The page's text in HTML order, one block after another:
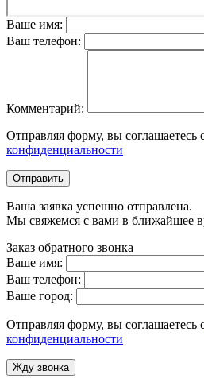
Ваше имя:
Ваш телефон:
Комментарий:
Отправляя форму, вы соглашаетесь
конфиденциальности
Отправить
Ваша заявка успешно отправлена.
Мы свяжемся с вами в ближайшее
Заказ обратного звонка
Ваше имя:
Ваш телефон:
Ваше город:
Отправляя форму, вы соглашаетесь
конфиденциальности
Жду звонка